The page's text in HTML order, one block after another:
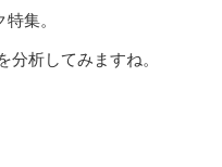
集。
分析してみますね。